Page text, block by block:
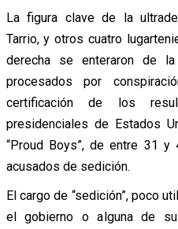
La figura clave de la
Tarrio, y otros cuatro
derecha se enteraron de
procesados por
certificación de los
presidenciales de Estados
“Proud Boys”, de entre 31 y
acusados de sedición.
El cargo de “sedición”, poco
el gobierno o alguna de